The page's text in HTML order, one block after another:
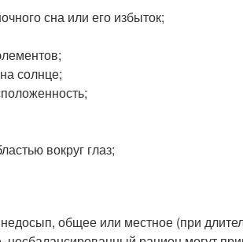
сна или его избыток;
солнце;
вокруг глаз;
общее или местное (при